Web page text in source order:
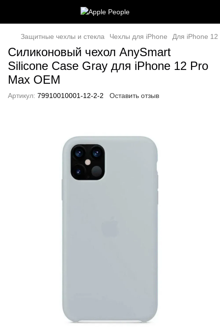
Защитные чехлы и стекла Чехлы для iPhone Для iPhone 12
Силиконовый чехол AnySmart
Silicone Case Gray для iPhone 12 Pro
Max OEM
Артикул: 79910010001-12-2-2 Оставить отзыв